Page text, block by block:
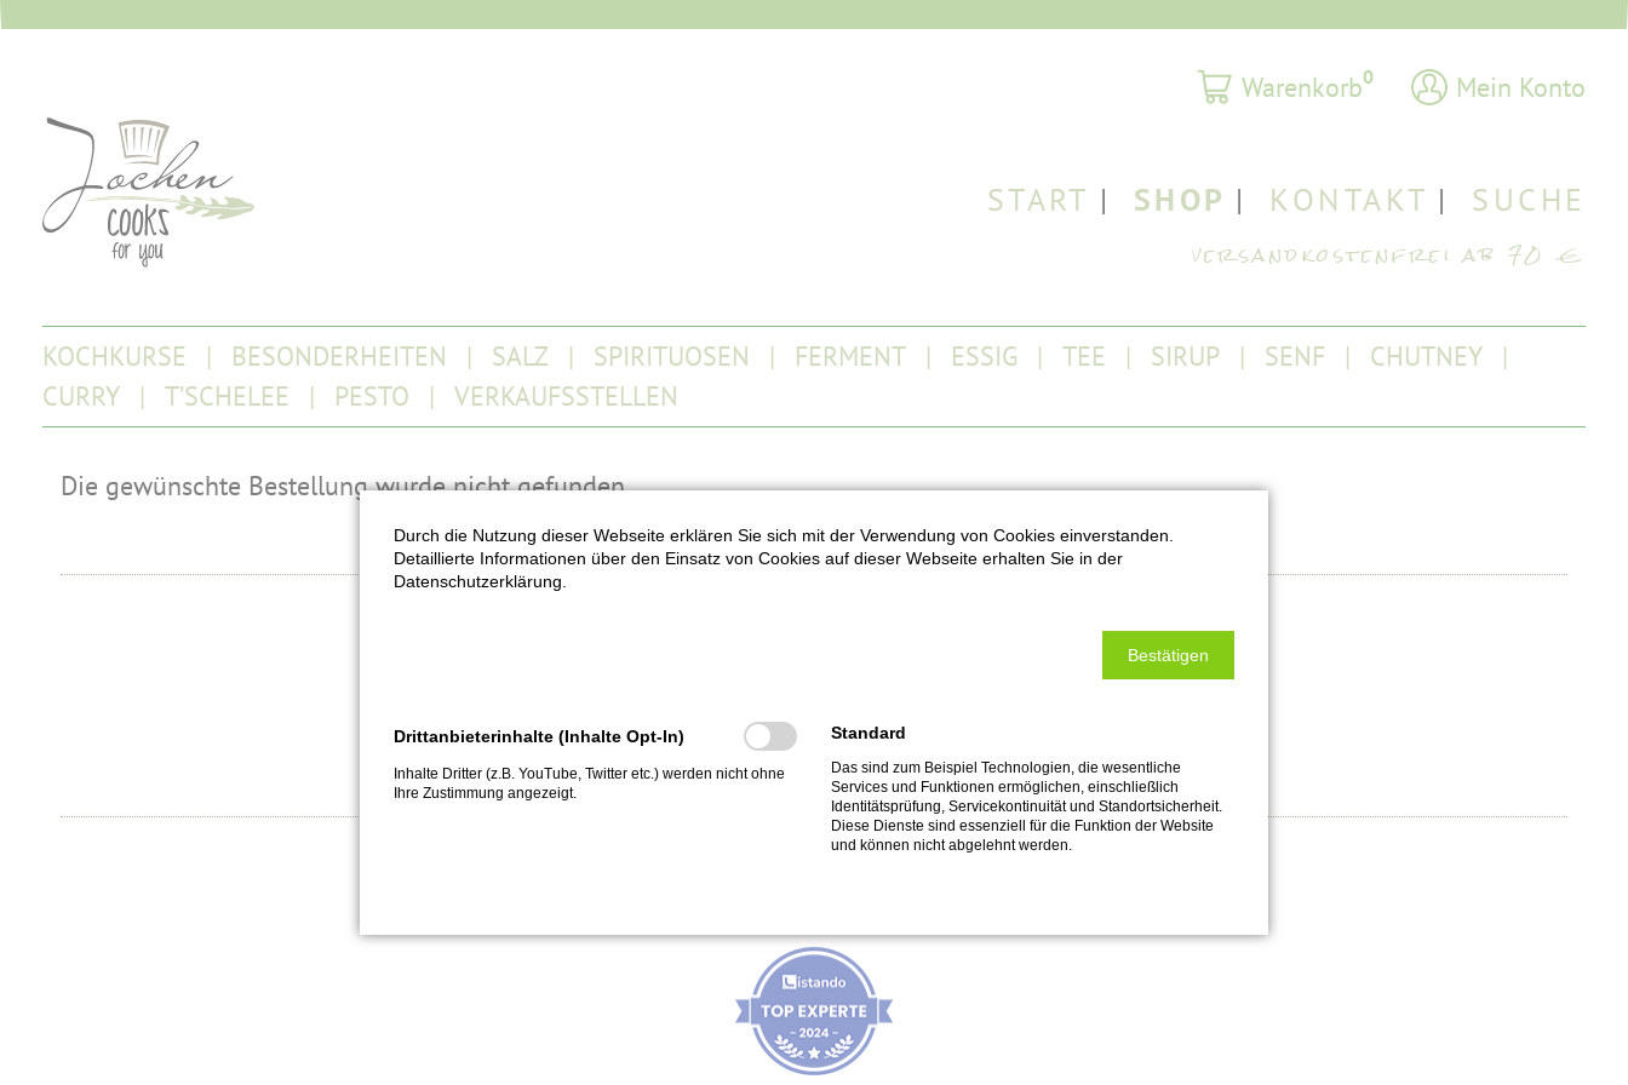
Warenkorb0 Mein Konto
START SHOP KONTAKT SUCHE
KOCHKURSE BESONDERHEITEN SALZ SPIRITUOSEN FERMENT ESSIG TEE SIRUP SENF
CHUTNEY
CURRY
T’SCHELEE PESTO VERKAUFSSTELLEN
Die gewünschte Bestellung wurde nicht gefunden.
Durch die Nutzung dieser Webseite erklären Sie sich mit der Verwendung von Cookies einverstanden.
Detaillierte Informationen über den Einsatz von Cookies auf dieser Webseite erhalten Sie in der
Datenschutzerklärung.
Bestätigen
Drittanbieterinhalte (Inhalte Opt-In)
Inhalte Dritter (z.B. YouTube, Twitter etc.) werden nicht ohne
Ihre Zustimmung angezeigt.
Standard
Das sind zum Beispiel Technologien, die wesentliche
Services und Funktionen ermöglichen, einschließlich
Identitätsprüfung, Servicekontinuität und Standortsicherheit.
Diese Dienste sind essenziell für die Funktion der Website
und können nicht abgelehnt werden.